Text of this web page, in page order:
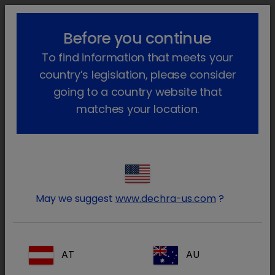
lock_outline search menu
Áreas terapêuticas
Animais de Produção
Medicação na água Desparasitação
Desparasitação
Before you continue
To find information that meets your
country’s legislation, please consider
going to a country website that
matches your location.
May we suggest www.dechra-us.com ?
AT AU